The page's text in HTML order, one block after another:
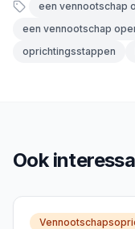
een vennootschap
een vennootschap
oprichtingsstappen
Ook